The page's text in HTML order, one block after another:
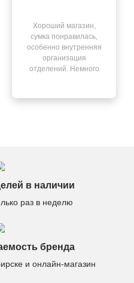
Хороший магазин,
сумка понравилась,
особенно внутренняя
организация
отделений. Немного
в наличии
раз в неделю
бренда
и онлайн-магазин